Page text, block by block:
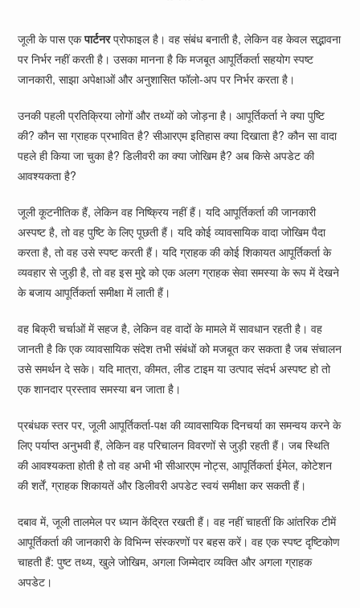
जूली के पास एकपार्टनरप्रोफाइल है। वह संबंध बनाती है, लेकिन वह केवल सद्भावना
पर निर्भर नहीं करती है। उसका मानना है कि मजबूत आपूर्तिकर्ता सहयोग स्पष्ट
जानकारी, साझा अपेक्षाओं और अनुशासित फॉलो-अप पर निर्भर करता है।
उनकी पहली प्रतिक्रिया लोगों और तथ्यों को जोड़ना है। आपूर्तिकर्ता ने क्या पुष्टि
की? कौन सा ग्राहक प्रभावित है? सीआरएम इतिहास क्या दिखाता है? कौन सा वादा
पहले ही किया जा चुका है? डिलीवरी का क्या जोखिम है? अब किसे अपडेट की
आवश्यकता है?
जूली कूटनीतिक हैं, लेकिन वह निष्क्रिय नहीं हैं। यदि आपूर्तिकर्ता की जानकारी
अस्पष्ट है, तो वह पुष्टि के लिए पूछती हैं। यदि कोई व्यावसायिक वादा जोखिम पैदा
करता है, तो वह उसे स्पष्ट करती हैं। यदि ग्राहक की कोई शिकायत आपूर्तिकर्ता के
व्यवहार से जुड़ी है, तो वह इस मुद्दे को एक अलग ग्राहक सेवा समस्या के रूप में देखने
के बजाय आपूर्तिकर्ता समीक्षा में लाती हैं।
वह बिक्री चर्चाओं में सहज है, लेकिन वह वादों के मामले में सावधान रहती है। वह
जानती है कि एक व्यावसायिक संदेश तभी संबंधों को मजबूत कर सकता है जब संचालन
उसे समर्थन दे सके। यदि मात्रा, कीमत, लीड टाइम या उत्पाद संदर्भ अस्पष्ट हो तो
एक शानदार प्रस्ताव समस्या बन जाता है।
प्रबंधक स्तर पर, जूली आपूर्तिकर्ता-पक्ष की व्यावसायिक दिनचर्या का समन्वय करने के
लिए पर्याप्त अनुभवी हैं, लेकिन वह परिचालन विवरणों से जुड़ी रहती हैं। जब स्थिति
की आवश्यकता होती है तो वह अभी भी सीआरएम नोट्स, आपूर्तिकर्ता ईमेल, कोटेशन
की शर्तें, ग्राहक शिकायतें और डिलीवरी अपडेट स्वयं समीक्षा कर सकती हैं।
दबाव में, जूली तालमेल पर ध्यान केंद्रित रखती हैं। वह नहीं चाहतीं कि आंतरिक टीमें
आपूर्तिकर्ता की जानकारी के विभिन्न संस्करणों पर बहस करें। वह एक स्पष्ट दृष्टिकोण
चाहती हैं: पुष्ट तथ्य, खुले जोखिम, अगला जिम्मेदार व्यक्ति और अगला ग्राहक
अपडेट।